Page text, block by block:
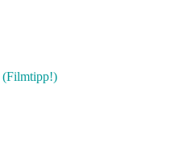
(Filmtipp!)